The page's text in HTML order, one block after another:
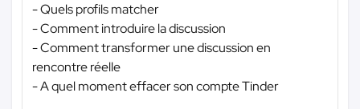
- Quels profils matcher
- Comment introduire la discussion
- Comment transformer une discussion en
rencontre réelle
- A quel moment effacer son compte Tinder